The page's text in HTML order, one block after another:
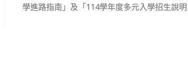
學進路指南」及「114學年度多元入學招生說明